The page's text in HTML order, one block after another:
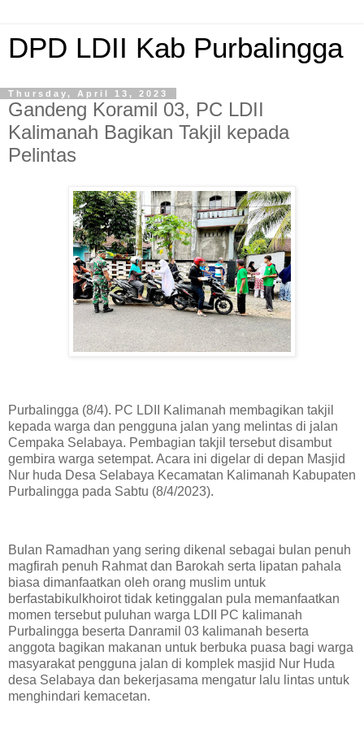
DPD LDII Kab Purbalingga
Thursday, April 13, 2023
Gandeng Koramil 03, PC LDII
Kalimanah Bagikan Takjil kepada
Pelintas
Purbalingga (8/4). PC LDII Kalimanah membagikan takjil
kepada warga dan pengguna jalan yang melintas di jalan
Cempaka Selabaya. Pembagian takjil tersebut disambut
gembira warga setempat. Acara ini digelar di depan Masjid
Nur huda Desa Selabaya Kecamatan Kalimanah Kabupaten
Purbalingga pada Sabtu (8/4/2023).
Bulan Ramadhan yang sering dikenal sebagai bulan penuh
magfirah penuh Rahmat dan Barokah serta lipatan pahala
biasa dimanfaatkan oleh orang muslim untuk
berfastabikulkhoirot tidak ketinggalan pula memanfaatkan
momen tersebut puluhan warga LDII PC kalimanah
Purbalingga beserta Danramil 03 kalimanah beserta
anggota bagikan makanan untuk berbuka puasa bagi warga
masyarakat pengguna jalan di komplek masjid Nur Huda
desa Selabaya dan bekerjasama mengatur lalu lintas untuk
menghindari kemacetan.